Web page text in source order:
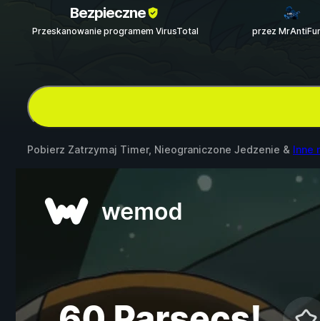
Bezpieczne
Przeskanowanie programem VirusTotal przez
Pobierz Zatrzymaj Timer, Nieograniczone Jedzenie & Inne